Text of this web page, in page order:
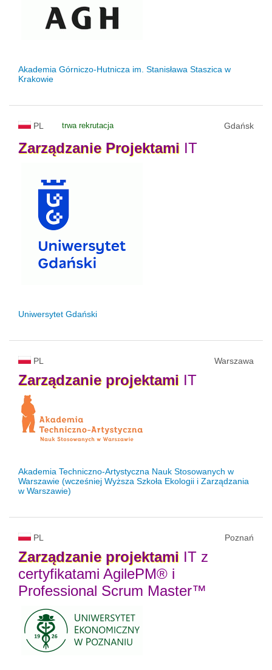
Akademia Górniczo-Hutnicza im. Stanisława Staszica w
Krakowie
PL trwa rekrutacja Gdańsk
Zarządzanie Projektami IT
Uniwersytet Gdański
PL Warszawa
Zarządzanie projektami IT
Akademia Techniczno-Artystyczna Nauk Stosowanych w
Warszawie (wcześniej Wyższa Szkoła Ekologii i Zarządzania
w Warszawie)
PL Poznań
Zarządzanie projektami IT z
certyfikatami AgilePM® i
Professional Scrum Master™